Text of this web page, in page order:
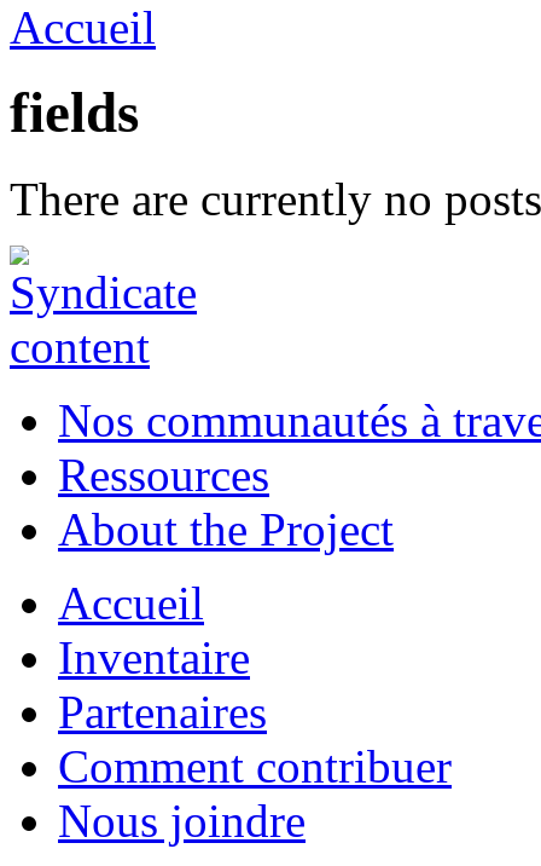
Accueil
fields
There are currently no
Nos communautés à
Ressources
About the Project
Accueil
Inventaire
Partenaires
Comment contribuer
Nous joindre